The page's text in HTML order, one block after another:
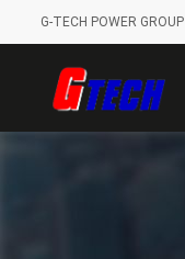
G-TECH POWER GROUP